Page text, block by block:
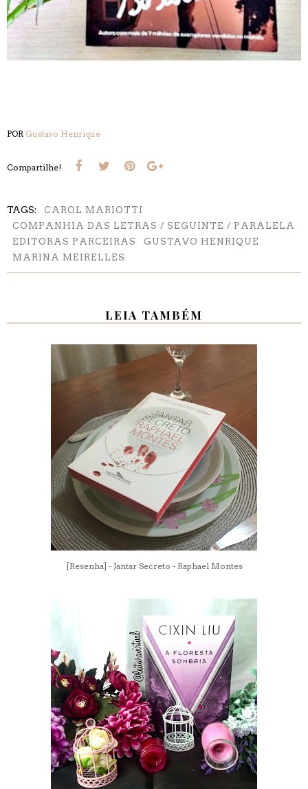
POR Gustavo Henrique
Compartilhe!
TAGS:
CAROL MARIOTTI
COMPANHIA DAS LETRAS / SEGUINTE / PARALELA
EDITORAS PARCEIRAS
GUSTAVO HENRIQUE
MARINA MEIRELLES
LEIA TAMBÉM
[Resenha] - Jantar Secreto - Raphael Montes